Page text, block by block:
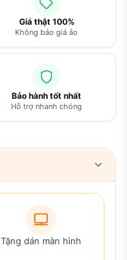
Giá thật 100%
Không báo giá ảo
Bảo hành tốt nhất
Hỗ trợ nhanh chóng
Tặng dán màn hình